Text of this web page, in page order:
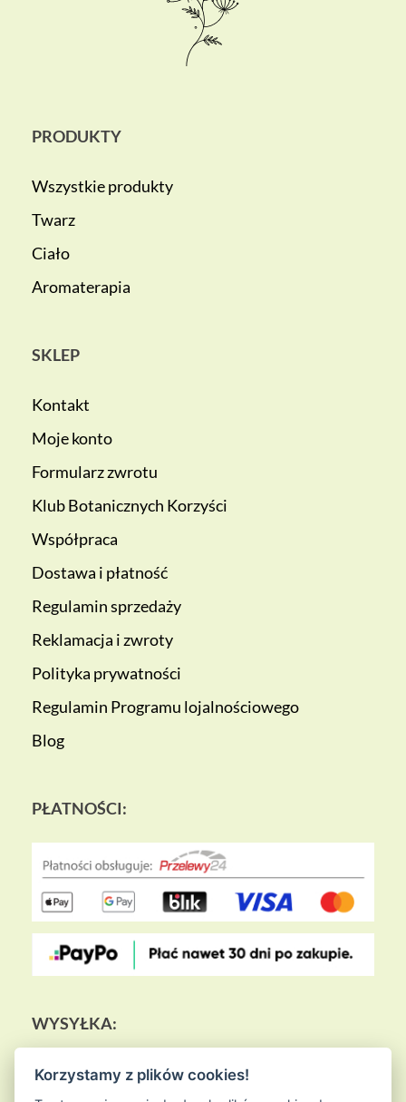
PRODUKTY
Wszystkie produkty
Twarz
Ciało
Aromaterapia
SKLEP
Kontakt
Moje konto
Formularz zwrotu
Klub Botanicznych Korzyści
Współpraca
Dostawa i płatność
Regulamin sprzedaży
Reklamacja i zwroty
Polityka prywatności
Regulamin Programu lojalnościowego
Blog
PŁATNOŚCI:
WYSYŁKA:
Korzystamy z plików cookies!